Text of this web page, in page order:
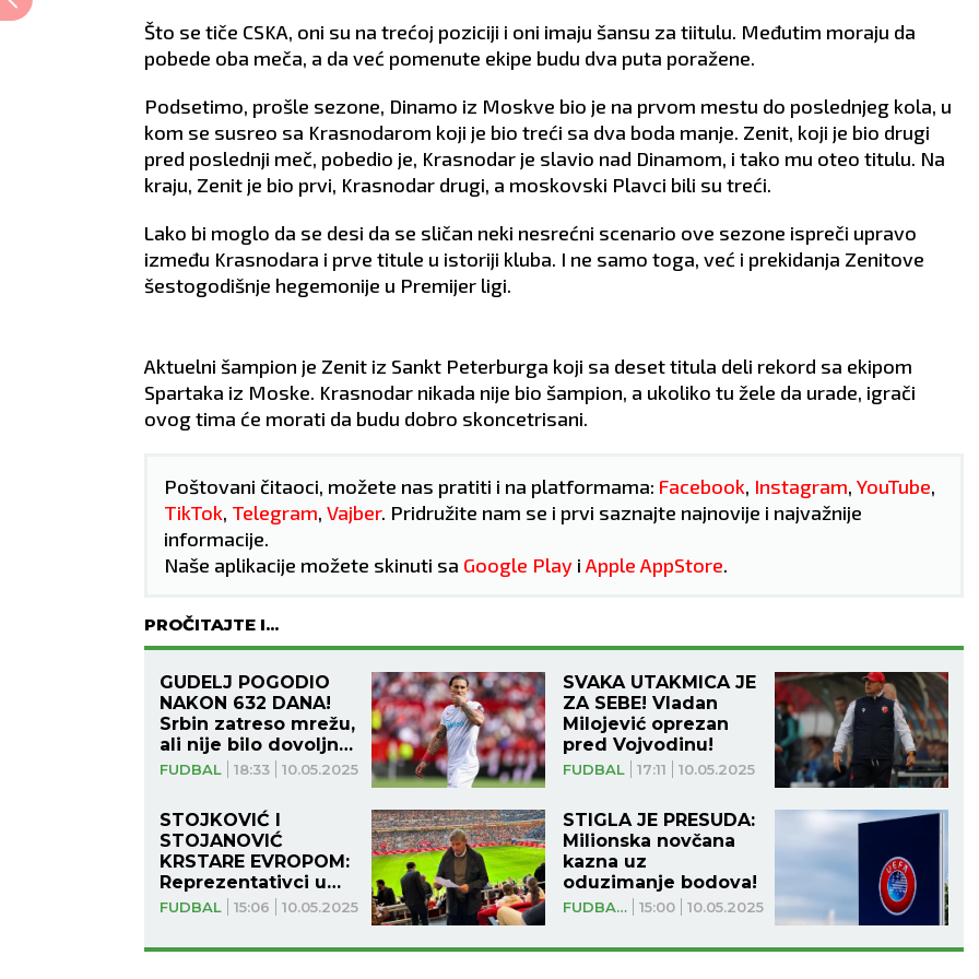
Što se tiče CSKA, oni su na trećoj poziciji i oni imaju šansu za tiitulu. Međutim moraju da
pobede oba meča, a da već pomenute ekipe budu dva puta poražene.
Podsetimo, prošle sezone, Dinamo iz Moskve bio je na prvom mestu do poslednjeg kola, u
kom se susreo sa Krasnodarom koji je bio treći sa dva boda manje. Zenit, koji je bio drugi
pred poslednji meč, pobedio je, Krasnodar je slavio nad Dinamom, i tako mu oteo titulu. Na
kraju, Zenit je bio prvi, Krasnodar drugi, a moskovski Plavci bili su treći.
Lako bi moglo da se desi da se sličan neki nesrećni scenario ove sezone ispreči upravo
između Krasnodara i prve titule u istoriji kluba. I ne samo toga, već i prekidanja Zenitove
šestogodišnje hegemonije u Premijer ligi.
Aktuelni šampion je Zenit iz Sankt Peterburga koji sa deset titula deli rekord sa ekipom
Spartaka iz Moske. Krasnodar nikada nije bio šampion, a ukoliko tu žele da urade, igrači
ovog tima će morati da budu dobro skoncetrisani.
Poštovani čitaoci, možete nas pratiti i na platformama: Facebook, Instagram, YouTube,
TikTok, Telegram, Vajber. Pridružite nam se i prvi saznajte najnovije i najvažnije
informacije.
Naše aplikacije možete skinuti sa Google Play i Apple AppStore.
PROČITAJTE I...
FUDBAL 18:33 10.05.2025
GUDELJ POGODIO
NAKON 632 DANA!
Srbin zatreso mrežu,
ali nije bilo dovoljno!
(VIDEO)
FUDBAL 17:11 10.05.2025
SVAKA UTAKMICA JE
ZA SEBE! Vladan
Milojević oprezan
pred Vojvodinu!
FUDBAL 15:06 10.05.2025
STOJKOVIĆ I
STOJANOVIĆ
KRSTARE EVROPOM:
Reprezentativci u
stroju!
FUDBAL NIŽE LIGE 15:00 10.05.2025
STIGLA JE PRESUDA:
Milionska novčana
kazna uz
oduzimanje bodova!
JARAC
21.12 - 21.1
Jarčeve koji se bave
danas očekuje
obima posla.
stabilan period.
skupu.
Reumatske
VODOLIJA
21.1 - 19.2
POSAO:Vodolije koje se bave
naići na probleme u
prethodno postignutim
dogovorima.
zainteresovana za vas.
Naizgled bezazlen flert može
prerasti u ozbiljnu vezu.
RIBE
19.2 - 20.3
POSAO:Ovaj period je
idealan za početak
osamostaljivanja ili saradnje s
prijateljima. Problem u
Zauzeti, takođe, malo
vremena provode s
partnerom, što će im on i
Trudite
poslovni stres
kuću jer će
pojačane i lako
nesporazuma s
mogli bi danas
osobu koja će ih
harizmom,
inteligencijom.